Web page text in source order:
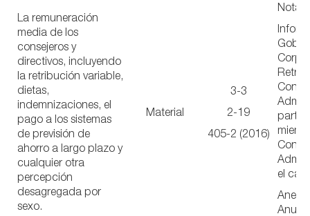
La remuneración
media de los
consejeros y
directivos, incluyendo
la retribución variable,
dietas,
indemnizaciones, el
pago a los sistemas
de previsión de
ahorro a largo plazo y
cualquier otra
percepción
desagregada por
sexo.
Material
3-3
2-19
405-2 (2016)
Nota
el
Anual